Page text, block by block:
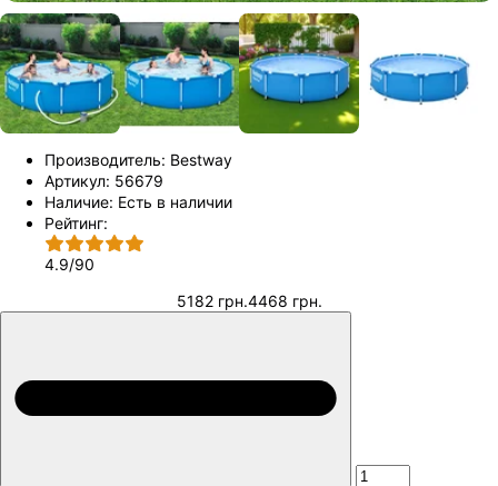
Производитель: Bestway
Артикул: 56679
Наличие: Есть в наличии
Рейтинг:
4.9/90
5182 грн.4468 грн.